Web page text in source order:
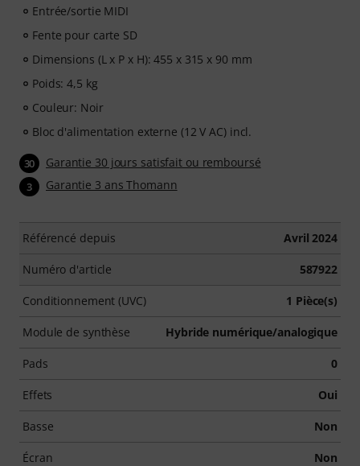
Entrée/sortie MIDI
Fente pour carte SD
Dimensions (L x P x H): 455 x 315 x 90 mm
Poids: 4,5 kg
Couleur: Noir
Bloc d'alimentation externe (12 V AC) incl.
30 Garantie 30 jours satisfait ou remboursé
3 Garantie 3 ans Thomann
Référencé depuis Avril 2024
Numéro d'article 587922
Conditionnement (UVC) 1 Pièce(s)
Module de synthèse Hybride numérique/analogique
Pads 0
Effets Oui
Basse Non
Écran Non